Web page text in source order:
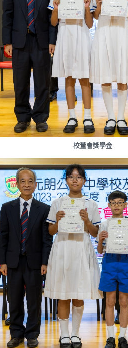
校董會獎學金